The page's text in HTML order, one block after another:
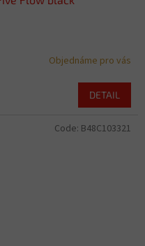
Objednáme pro vás
DETAIL
Code: B48C103321